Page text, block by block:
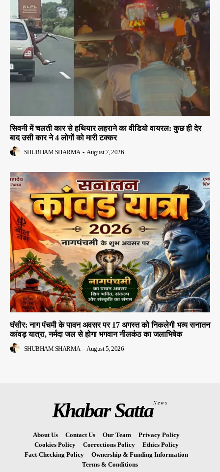
सिवनी में चलती कार से हथियार लहराने का वीडियो वायरल: कुछ ही देर
बाद उसी कार ने 4 लोगों को मारी टक्कर
SHUBHAM SHARMA - August 7, 2026
घंसौर: नाग पंचमी के पावन अवसर पर 17 अगस्त को निकलेगी भव्य सनातन
कांवड़ यात्रा, नर्मदा जल से होगा भगवान नीलकंठ का जलाभिषेक
SHUBHAM SHARMA - August 5, 2026
Khabar SattaNews
About Us Contact Us Our Team
Privacy Policy
Cookies Policy
Corrections Policy
Ethics Policy
Fact-Checking Policy
Ownership & Funding Information
Terms & Conditions